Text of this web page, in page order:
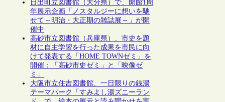
日出町立図書館（大分県）で、開館1周
年展示企画「ノスタルジーに想いを馳
せて～明治・大正期の雑誌展～」が開
催中
高砂市立図書館（兵庫県）、市史を題
材に自主学習を行った成果を市民に向
けて発表する「HOME TOWNゼミ」を
開催：「高砂市史ゼミ」と「映像ゼ
ミ」
大阪市立住吉図書館、一日限りの銭湯
テーマパーク「すみよし湯ズニーラン